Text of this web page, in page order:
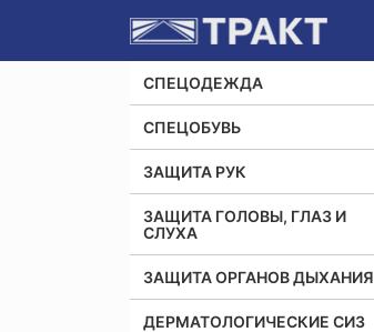
СПЕЦОДЕЖДА
СПЕЦОБУВЬ
ЗАЩИТА РУК
ЗАЩИТА ГОЛОВЫ, ГЛАЗ И
СЛУХА
ЗАЩИТА ОРГАНОВ ДЫХАНИЯ
ДЕРМАТОЛОГИЧЕСКИЕ СИЗ